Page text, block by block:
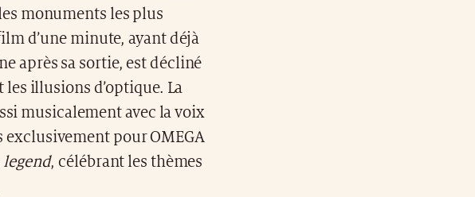
monuments les plus
d’une minute, ayant déjà
après sa sortie, est décliné
illusions d’optique. La
musicalement avec la voix
pour OMEGA
legend, célébrant les thèmes